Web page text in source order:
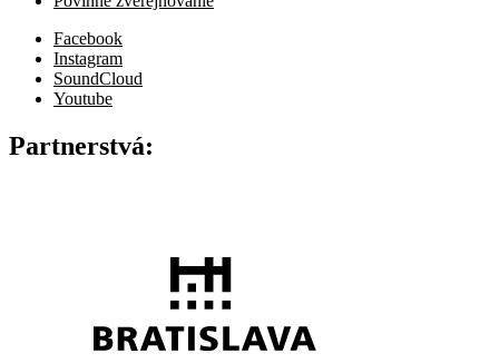
Facebook
Instagram
SoundCloud
Youtube
Partnerstvá: